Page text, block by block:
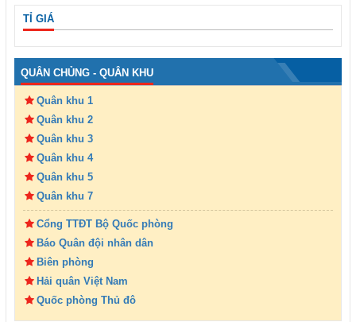
TỈ GIÁ
QUÂN CHỦNG - QUÂN KHU
Quân khu 1
Quân khu 2
Quân khu 3
Quân khu 4
Quân khu 5
Quân khu 7
Cổng TTĐT Bộ Quốc phòng
Báo Quân đội nhân dân
Biên phòng
Hải quân Việt Nam
Quốc phòng Thủ đô